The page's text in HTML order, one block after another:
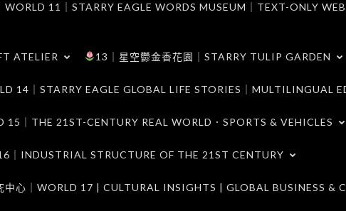
11｜STARRY EAGLE WORDS MUSEUM｜TEXT-ONLY
ATELIER 13｜星空鬱金香花園｜STARRY TULIP GARDEN
14｜STARRY EAGLE GLOBAL LIFE STORIES｜MULTILINGUAL
15｜THE 21ST-CENTURY REAL WORLD．SPORTS & VEHICLES
｜INDUSTRIAL STRUCTURE OF THE 21ST CENTURY
心｜WORLD 17 | CULTURAL INSIGHTS | GLOBAL BUSINESS &